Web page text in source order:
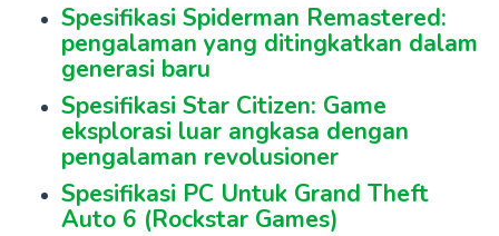
Spesifikasi Spiderman Remastered:
pengalaman yang ditingkatkan dalam
generasi baru
Spesifikasi Star Citizen: Game
eksplorasi luar angkasa dengan
pengalaman revolusioner
Spesifikasi PC Untuk Grand Theft
Auto 6 (Rockstar Games)